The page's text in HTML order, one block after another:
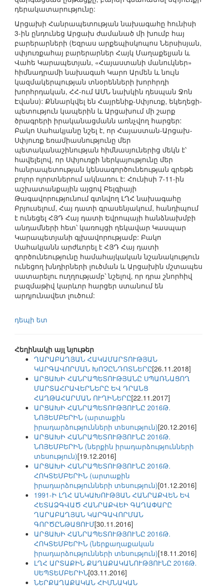
դերակատարությունը:
Արցախի Հանրապետության նախագահը հունիսի
3-ին ընդունեց Արցախ ժամանած մի խումբ հայ
բարերարների (Եզրաս արքեպիսկոպոս Ներսիսյան,
սփյուռքահայ բարերարներ Հայկ Մաղաքելյան և
Վահե Կարապետյան, «Հայաստանի մանուկներ»
հիմնադրամի նախագահ Կարո Արմեն և նույն
կազմակերպության տնօրենների խորհրդի
խորհրդական, ՀՀ-ում ԱՄՆ նախկին դեսպան Ջոն
Էվանս): Քննարկվել են Հայրենիք-Սփյուռք, եկեղեցի-
պետություն կապերին և Արցախում մի շարք
ծրագրերի իրականացմանն առնչվող հարցեր:
Բակո Սահակյանը նշել է, որ Հայաստան-Արցախ-
Սփյուռք եռամիասնությունը մեր
պետականաշինության հիմնասյուներից մեկն է՝
հավելելով, որ Սփյուռքի ներկայությունը մեր
հանրապետության կենսագործունեության գրեթե
բոլոր ոլորտներում ակնառու է: Հունիսի 7-11-ին
աշխատանքային այցով Բելգիայի
Թագավորությունում գտնվող ԼՂՀ նախագահը
Բրյուսելում, Հայ դատի գրասենյակում, հանդիպում
է ունեցել ՀՅԴ Հայ դատի Եվրոպայի հանձնախմբի
անդամների հետ՝ կառույցի ղեկավար Կասպար
Կարապետյանի գլխավորությամբ: Բակո
Սահակյանն արժևորել է ՀՅԴ Հայ դատի
գործունեությունը համահայկական նշանակություն
ունեցող խնդիրների լուծման և Արցախին մշտապես
սատարելու ուղղությամբ՝ նշելով, որ դրա շնորհիվ
բազմաթիվ կարևոր հարցեր ստանում են
արդյունավետ լուծում:
դեպի ետ
Հեղինակի այլ նյութեր
ՂԱՐԱԲԱՂՅԱՆ ՀԱԿԱՄԱՐՏՈՒԹՅԱՆ
ԿԱՐԳԱՎՈՐՄԱՆ ԽՈՉԸՆԴՈՏՆԵՐԸ[26.11.2018]
ԱՐՑԱԽԻ ՀԱՆՐԱՊԵՏՈՒԹՅԱՆԸ ՍՊԱՌՆԱՑՈՂ
ՄԱՐՏԱՀՐԱՎԵՐՆԵՐԸ ԵՎ ԴՐԱՆՑ
ՀԱՂԹԱՀԱՐՄԱՆ ՈՒՂԻՆԵՐԸ[22.11.2017]
ԱՐՑԱԽԻ ՀԱՆՐԱՊԵՏՈՒԹՅՈՒՆԸ 2016Թ.
ՆՈՅԵՄԲԵՐԻՆ (արտաքին
իրադարձությունների տեսություն)[20.12.2016]
ԱՐՑԱԽԻ ՀԱՆՐԱՊԵՏՈՒԹՅՈՒՆԸ 2016Թ.
ՆՈՅԵՄԲԵՐԻՆ (ներքին իրադարձությունների
տեսություն)[19.12.2016]
ԱՐՑԱԽԻ ՀԱՆՐԱՊԵՏՈՒԹՅՈՒՆԸ 2016Թ.
ՀՈԿՏԵՄԲԵՐԻՆ (արտաքին
իրադարձությունների տեսություն)[01.12.2016]
1991-Ի ԼՂՀ ԱՆԿԱԽՈՒԹՅԱՆ ՀԱՆՐԱՔՎԵՆ ԵՎ
ՀԵՏԱՁԳՎԱԾ ՀԱՆՐԱՔՎԵԻ ԳԱՂԱՓԱՐԸ
ՂԱՐԱԲԱՂՅԱՆ ԿԱՐԳԱՎՈՐՄԱՆ
ԳՈՐԾԸՆԹԱՑՈՒՄ[30.11.2016]
ԱՐՑԱԽԻ ՀԱՆՐԱՊԵՏՈՒԹՅՈՒՆԸ 2016Թ.
ՀՈԿՏԵՄԲԵՐԻՆ (ներքաղաքական
իրադարձությունների տեսություն)[18.11.2016]
ԼՂՀ ԱՐՏԱՔԻՆ ՔԱՂԱՔԱԿԱՆՈՒԹՅՈՒՆԸ 2016Թ.
ՍԵՊՏԵՄԲԵՐԻՆ[03.11.2016]
ՆԵՐՔԱՂԱՔԱԿԱՆ ՀԻՄՆԱԿԱՆ